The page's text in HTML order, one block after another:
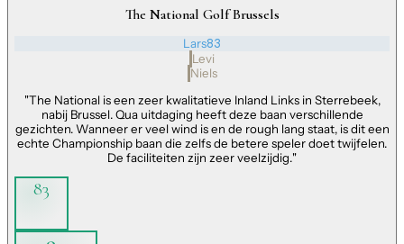
The National Golf Brussels
Lars83
Levi
Niels
"The National is een zeer kwalitatieve Inland Links in Sterrebeek,
nabij Brussel. Qua uitdaging heeft deze baan verschillende
gezichten. Wanneer er veel wind is en de rough lang staat, is dit een
echte Championship baan die zelfs de betere speler doet twijfelen.
De faciliteiten zijn zeer veelzijdig."
83